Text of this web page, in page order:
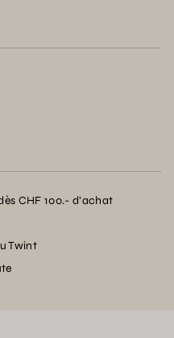
CHF 100.- d’achat
Twint